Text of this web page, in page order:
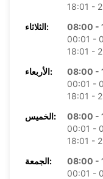
18:01 -
الثلاثاء:
08:00 -
00:01 -
18:01 -
الأربعاء:
08:00 -
00:01 -
18:01 -
الخميس:
08:00 -
00:01 -
18:01 -
الجمعة:
08:00 -
00:01 -